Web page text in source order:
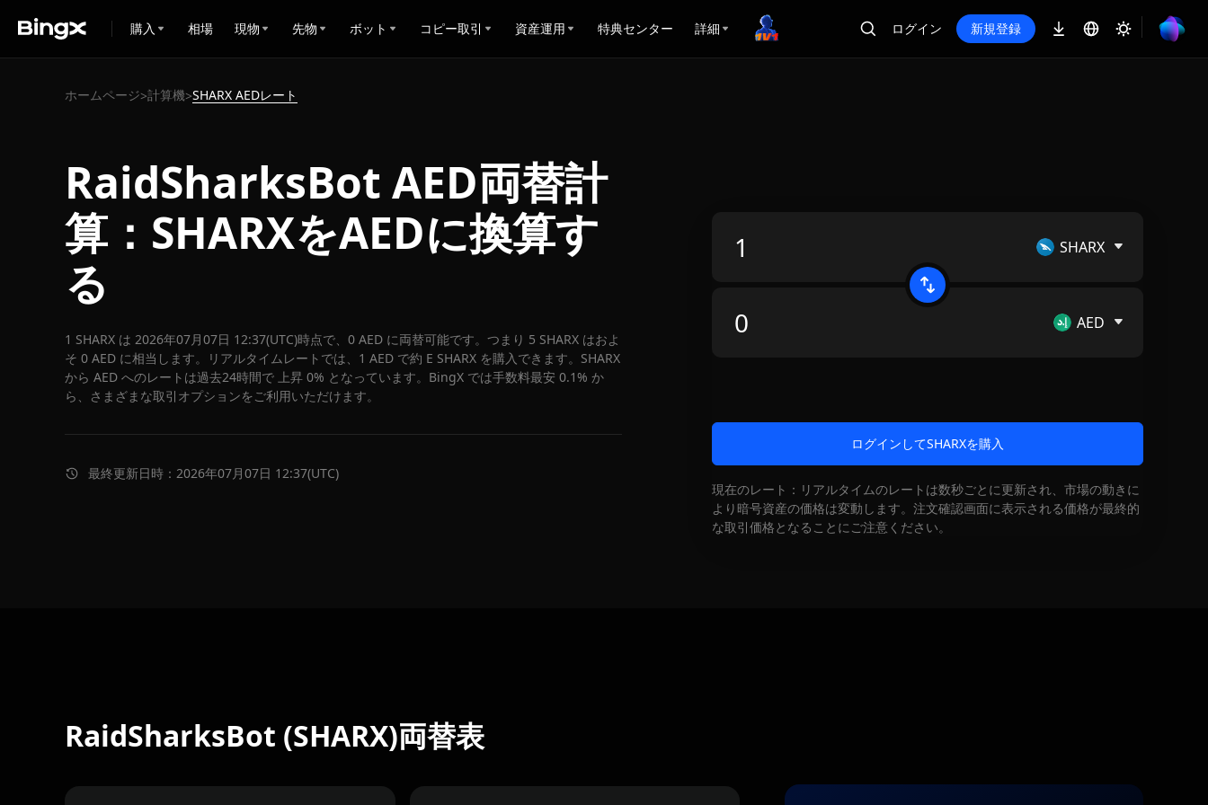
購入 相場 現物 先物 ボット コピー取引 資産運用 特典センター 詳細 ログイン 新規登録
ホームページ>計算機>SHARX AEDレート
RaidSharksBot AED両替計
算：SHARXをAEDに換算す
る
1 SHARX は 2026年07月07日 12:37(UTC)時点で、0 AED に両替可能です。つまり 5 SHARX はおよ
そ 0 AED に相当します。リアルタイムレートでは、1 AED で約 E SHARX を購入できます。SHARX
から AED へのレートは過去24時間で 上昇 0% となっています。BingX では手数料最安 0.1% か
ら、さまざまな取引オプションをご利用いただけます。
最終更新日時：2026年07月07日 12:37(UTC)
SHARX
AED
ログインしてSHARXを購入
現在のレート：リアルタイムのレートは数秒ごとに更新され、市場の動きに
より暗号資産の価格は変動します。注文確認画面に表示される価格が最終的
な取引価格となることにご注意ください。
RaidSharksBot (SHARX)両替表